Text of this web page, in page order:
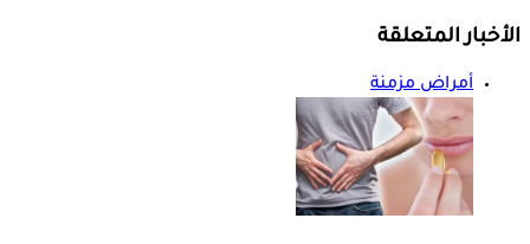
الأخبار المتعلقة
أمراض مزمنة